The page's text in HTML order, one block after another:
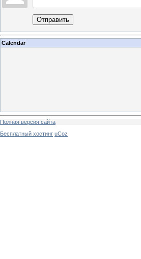
Отправить
Calendar
Полная версия сайта
Бесплатный хостинг uCoz